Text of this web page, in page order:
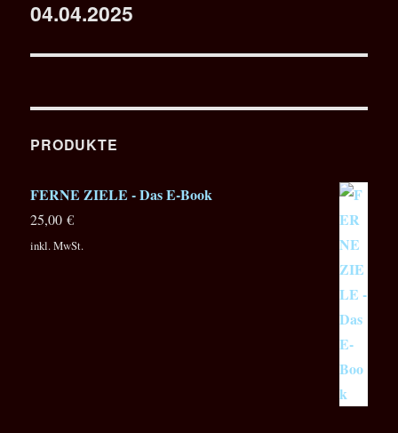
Beitrag:
04.04.2025
PRODUKTE
FERNE ZIELE - Das E-Book
25,00€
inkl. MwSt.